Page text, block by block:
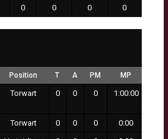
0 0 0 0
Position T A PM MP
Torwart 0 0 0 1:00:00
Torwart 0 0 0 0:00